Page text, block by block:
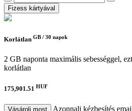
Fizess kártyával
Korlátlan GB / 30 napok
2 GB naponta maximális sebességgel,
korlátlan
175,901.51 HUF
Vásárolj most
Azonnali kézbesítés